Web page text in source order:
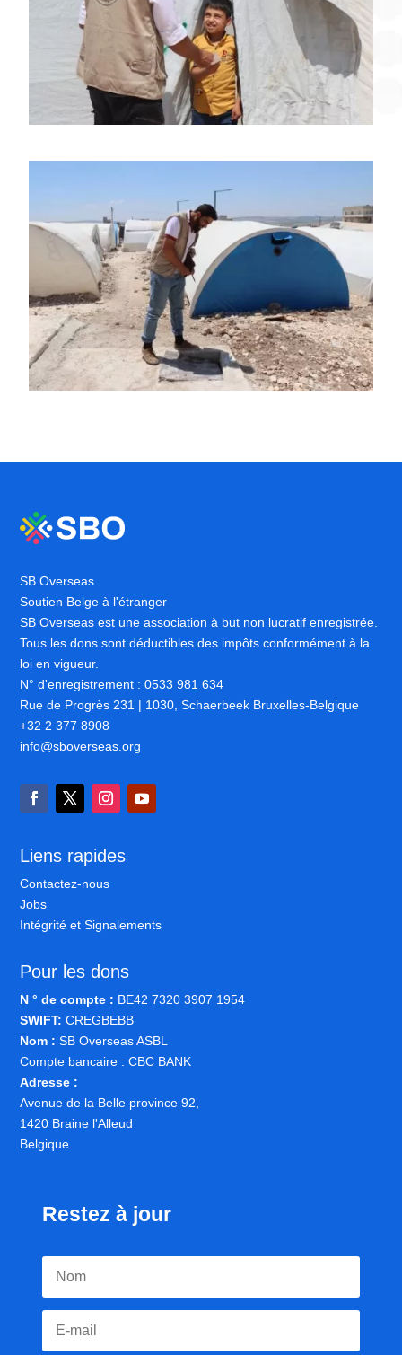
SB Overseas
Soutien Belge à l'étranger
SB Overseas est une association à but non lucratif enregistrée.
Tous les dons sont déductibles des impôts conformément à la
loi en vigueur.
N° d'enregistrement : 0533 981 634
Rue de Progrès 231 | 1030, Schaerbeek Bruxelles-Belgique
+32 2 377 8908
info@sboverseas.org
Liens rapides
Contactez-nous
Jobs
Intégrité et Signalements
Pour les dons
N ° de compte : BE42 7320 3907 1954
SWIFT: CREGBEBB
Nom : SB Overseas ASBL
Compte bancaire : CBC BANK
Adresse :
Avenue de la Belle province 92,
1420 Braine l'Alleud
Belgique
Restez à jour